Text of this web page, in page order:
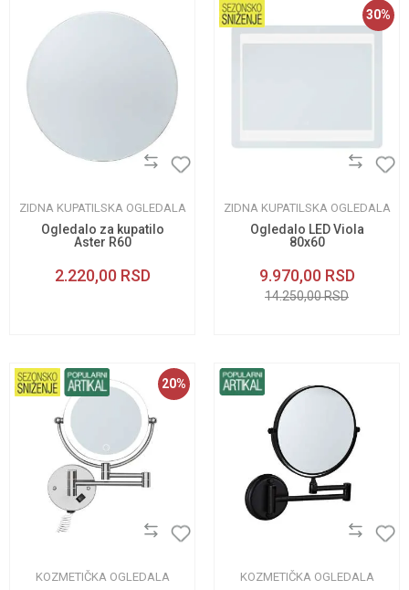
ZIDNA KUPATILSKA OGLEDALA
Ogledalo za kupatilo
Aster R60
2.220,00 RSD
30%
ZIDNA KUPATILSKA OGLEDALA
Ogledalo LED Viola
80x60
9.970,00 RSD
14.250,00RSD
20%
KOZMETIČKA OGLEDALA KOZMETIČKA OGLEDALA